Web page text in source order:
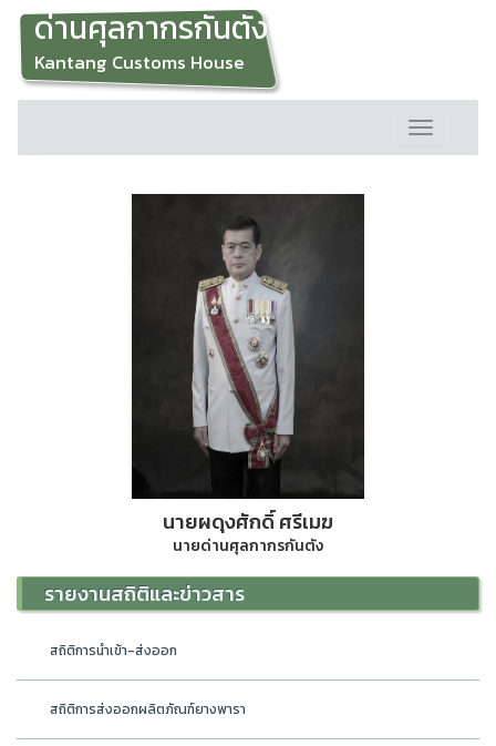
ด่านศุลกากรกันตัง
Kantang Customs House
Toggle
navigation
นายผดุงศักดิ์ ศรีเมฆ
นายด่านศุลกากรกันตัง
รายงานสถิติและข่าวสาร
สถิติการนำเข้า-ส่งออก
สถิติการส่งออกผลิตภัณฑ์ยางพารา